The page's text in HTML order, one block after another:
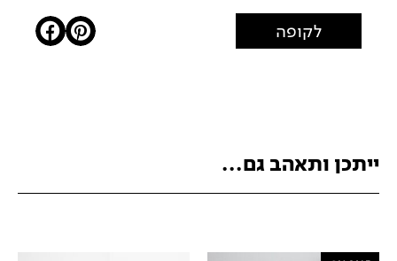
לקופה
ייתכן ותאהב גם...